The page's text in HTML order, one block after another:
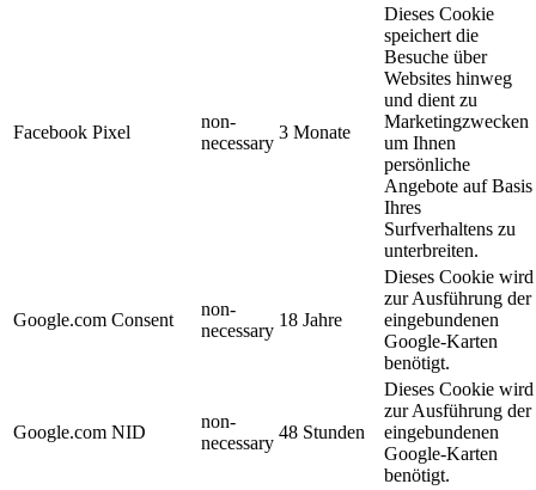
Facebook Pixel
non-
necessary
3 Monate
Dieses Cookie
speichert die
Besuche über
Websites hinweg
und dient zu
Marketingzwecken
um Ihnen
persönliche
Angebote auf Basis
Ihres
Surfverhaltens zu
unterbreiten.
Google.com Consent
non-
necessary
18 Jahre
Dieses Cookie wird
zur Ausführung der
eingebundenen
Google-Karten
benötigt.
Google.com NID
non-
necessary
48 Stunden
Dieses Cookie wird
zur Ausführung der
eingebundenen
Google-Karten
benötigt.